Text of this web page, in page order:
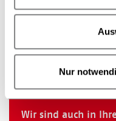
Nur
49377 Vechta
Wir sind auch in